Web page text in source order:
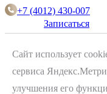
+7 (4012) 430-007
Записаться
Сайт использует
сервиса
улучшения его